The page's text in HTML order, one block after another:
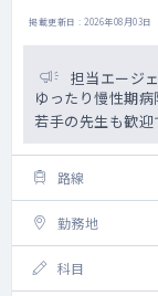
掲載更新日 : 2026年08月03
担当エージ
ゆったり慢性期病
若手の先生も歓迎
路線
勤務地
科目